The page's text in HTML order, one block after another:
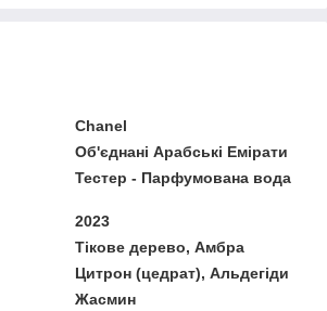
Chanel
Об'єднані Арабські Емірати
Тестер - Парфумована вода
2023
Тікове дерево, Амбра
Цитрон (цедрат), Альдегіди
Жасмин